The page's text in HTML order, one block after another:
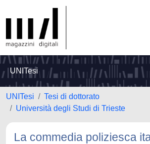
UNITesi
UNITesi
Tesi di dottorato
Università degli Studi di Trieste
La commedia poliziesca